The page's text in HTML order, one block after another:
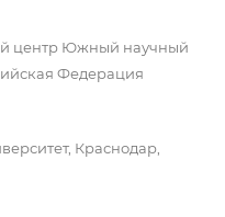
центр Южный научный
Федерация
Краснодар,